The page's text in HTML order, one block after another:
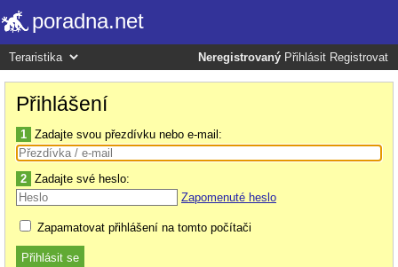
poradna.net
Neregistrovaný Přihlásit Registrovat
Přihlášení
1 Zadajte svou přezdívku nebo e-mail:
2 Zadajte své heslo:
Zapomenuté heslo
Zapamatovat přihlášení na tomto počítači